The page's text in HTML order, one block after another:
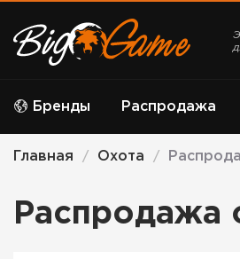
Бренды Распродажа
Главная / Охота /
Распродажа